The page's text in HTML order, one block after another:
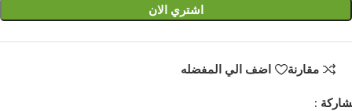
اشتري الان
مقارنة اضف الي المفضله
: